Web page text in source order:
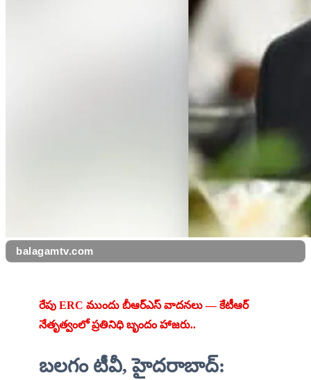
balagamtv.com
రేపు ERC ముందు బీఆర్ఎస్ వాదనలు — కేటీఆర్
నేతృత్వంలో ప్రతినిధి బృందం హాజరు..
బలగం టీవీ, హైదరాబాద్‌‌: